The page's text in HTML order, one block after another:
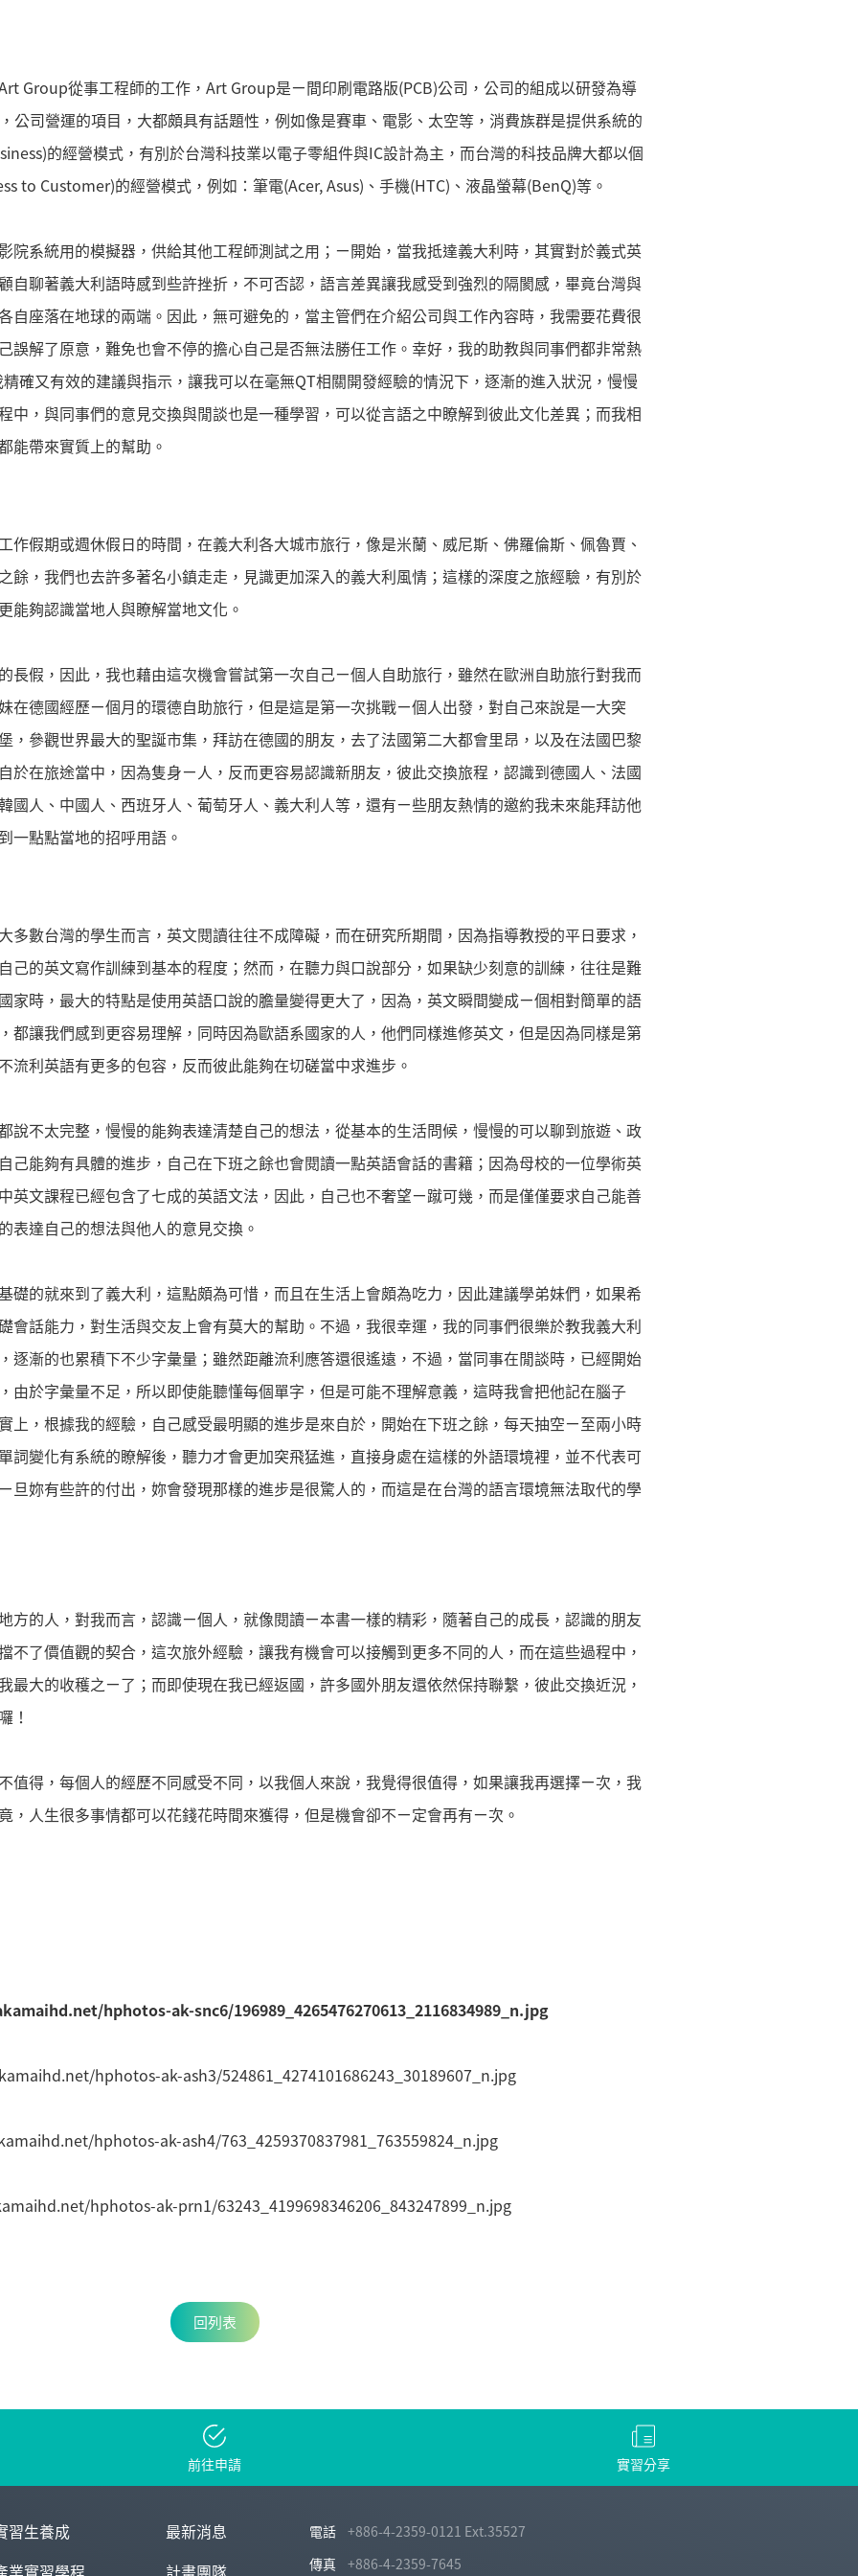
Group從事工程師的工作，Art Group是ㄧ間印刷電路版(PCB)公司，公司的組成以研發為導
公司營運的項目，大都頗具有話題性，例如像是賽車、電影、太空等，消費族群是提供系統的
的經營模式，有別於台灣科技業以電子零組件與IC設計為主，而台灣的科技品牌大都以個
to Customer)的經營模式，例如：筆電(Acer, Asus)、手機(HTC)、液晶螢幕(BenQ)等。
院系統用的模擬器，供給其他工程師測試之用；ㄧ開始，當我抵達義大利時，其實對於義式英
自聊著義大利語時感到些許挫折，不可否認，語言差異讓我感受到強烈的隔閡感，畢竟台灣與
自座落在地球的兩端。因此，無可避免的，當主管們在介紹公司與工作內容時，我需要花費很
誤解了原意，難免也會不停的擔心自己是否無法勝任工作。幸好，我的助教與同事們都非常熱
確又有效的建議與指示，讓我可以在毫無QT相關開發經驗的情況下，逐漸的進入狀況，慢慢
中，與同事們的意見交換與閒談也是一種學習，可以從言語之中瞭解到彼此文化差異；而我相
能帶來實質上的幫助。
作假期或週休假日的時間，在義大利各大城市旅行，像是米蘭、威尼斯、佛羅倫斯、佩魯賈、
餘，我們也去許多著名小鎮走走，見識更加深入的義大利風情；這樣的深度之旅經驗，有別於
能夠認識當地人與瞭解當地文化。
長假，因此，我也藉由這次機會嘗試第一次自己ㄧ個人自助旅行，雖然在歐洲自助旅行對我而
在德國經歷ㄧ個月的環德自助旅行，但是這是第一次挑戰ㄧ個人出發，對自己來說是一大突
，參觀世界最大的聖誕市集，拜訪在德國的朋友，去了法國第二大都會里昂，以及在法國巴黎
於在旅途當中，因為隻身ㄧ人，反而更容易認識新朋友，彼此交換旅程，認識到德國人、法國
國人、中國人、西班牙人、葡萄牙人、義大利人等，還有ㄧ些朋友熱情的邀約我未來能拜訪他
一點點當地的招呼用語。
多數台灣的學生而言，英文閱讀往往不成障礙，而在研究所期間，因為指導教授的平日要求，
己的英文寫作訓練到基本的程度；然而，在聽力與口說部分，如果缺少刻意的訓練，往往是難
家時，最大的特點是使用英語口說的膽量變得更大了，因為，英文瞬間變成ㄧ個相對簡單的語
都讓我們感到更容易理解，同時因為歐語系國家的人，他們同樣進修英文，但是因為同樣是第
流利英語有更多的包容，反而彼此能夠在切磋當中求進步。
說不太完整，慢慢的能夠表達清楚自己的想法，從基本的生活問候，慢慢的可以聊到旅遊、政
己能夠有具體的進步，自己在下班之餘也會閱讀一點英語會話的書籍；因為母校的一位學術英
英文課程已經包含了七成的英語文法，因此，自己也不奢望ㄧ蹴可幾，而是僅僅要求自己能善
表達自己的想法與他人的意見交換。
礎的就來到了義大利，這點頗為可惜，而且在生活上會頗為吃力，因此建議學弟妹們，如果希
會話能力，對生活與交友上會有莫大的幫助。不過，我很幸運，我的同事們很樂於教我義大利
逐漸的也累積下不少字彙量；雖然距離流利應答還很遙遠，不過，當同事在閒談時，已經開始
由於字彙量不足，所以即使能聽懂每個單字，但是可能不理解意義，這時我會把他記在腦子
上，根據我的經驗，自己感受最明顯的進步是來自於，開始在下班之餘，每天抽空ㄧ至兩小時
詞變化有系統的瞭解後，聽力才會更加突飛猛進，直接身處在這樣的外語環境裡，並不代表可
旦妳有些許的付出，妳會發現那樣的進步是很驚人的，而這是在台灣的語言環境無法取代的學
方的人，對我而言，認識ㄧ個人，就像閱讀ㄧ本書一樣的精彩，隨著自己的成長，認識的朋友
不了價值觀的契合，這次旅外經驗，讓我有機會可以接觸到更多不同的人，而在這些過程中，
最大的收穫之ㄧ了；而即使現在我已經返國，許多國外朋友還依然保持聯繫，彼此交換近況，
！
值得，每個人的經歷不同感受不同，以我個人來說，我覺得很值得，如果讓我再選擇ㄧ次，我
，人生很多事情都可以花錢花時間來獲得，但是機會卻不ㄧ定會再有ㄧ次。
回列表
前往申請 實習分享
習生養成
業實習學程
最新消息
計畫團隊
電話
+886-4-2359-0121 Ext.35527
傳真
+886-4-2359-7645